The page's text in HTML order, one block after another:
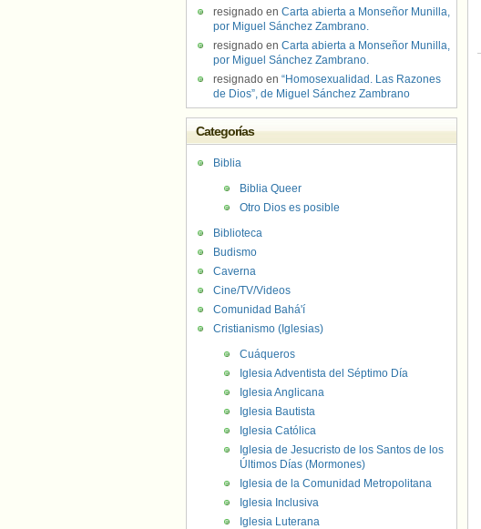
resignado en Carta abierta a Monseñor Munilla,
por Miguel Sánchez Zambrano.
resignado en Carta abierta a Monseñor Munilla,
por Miguel Sánchez Zambrano.
resignado en “Homosexualidad. Las Razones
de Dios”, de Miguel Sánchez Zambrano
Categorías
Biblia
Biblia Queer
Otro Dios es posible
Biblioteca
Budismo
Caverna
Cine/TV/Videos
Comunidad Bahá'í
Cristianismo (Iglesias)
Cuáqueros
Iglesia Adventista del Séptimo Día
Iglesia Anglicana
Iglesia Bautista
Iglesia Católica
Iglesia de Jesucristo de los Santos de los
Últimos Días (Mormones)
Iglesia de la Comunidad Metropolitana
Iglesia Inclusiva
Iglesia Luterana